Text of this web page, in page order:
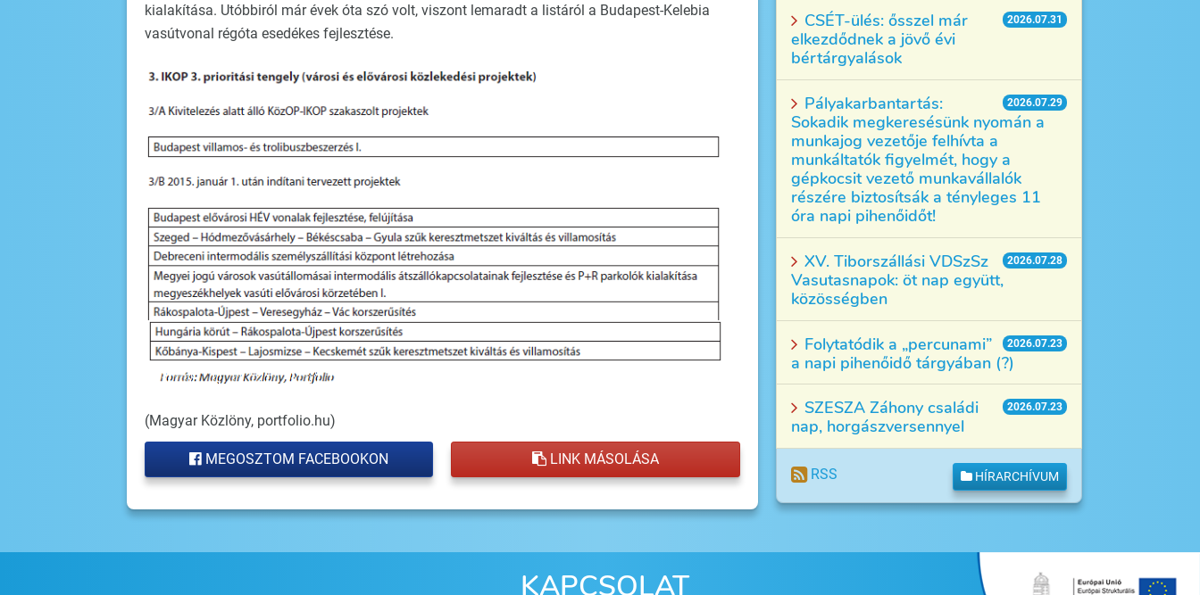
kialakítása. Utóbbiról már évek óta szó volt, viszont lemaradt a listáról a Budapest-Kelebia
vasútvonal régóta esedékes fejlesztése.
(Magyar Közlöny, portfolio.hu)
MEGOSZTOM FACEBOOKON LINK MÁSOLÁSA
2026.07.31
CSÉT-ülés: ősszel már
elkezdődnek a jövő évi
bértárgyalások
2026.07.29
Pályakarbantartás:
Sokadik megkeresésünk nyomán a
munkajog vezetője felhívta a
munkáltatók figyelmét, hogy a
gépkocsit vezető munkavállalók
részére biztosítsák a tényleges 11
óra napi pihenőidőt!
2026.07.28
XV. Tiborszállási VDSzSz
Vasutasnapok: öt nap együtt,
közösségben
2026.07.23
Folytatódik a „percunami”
a napi pihenőidő tárgyában (?)
2026.07.23
SZESZA Záhony családi
nap, horgászversennyel
RSS HÍRARCHÍVUM
KAPCSOLAT